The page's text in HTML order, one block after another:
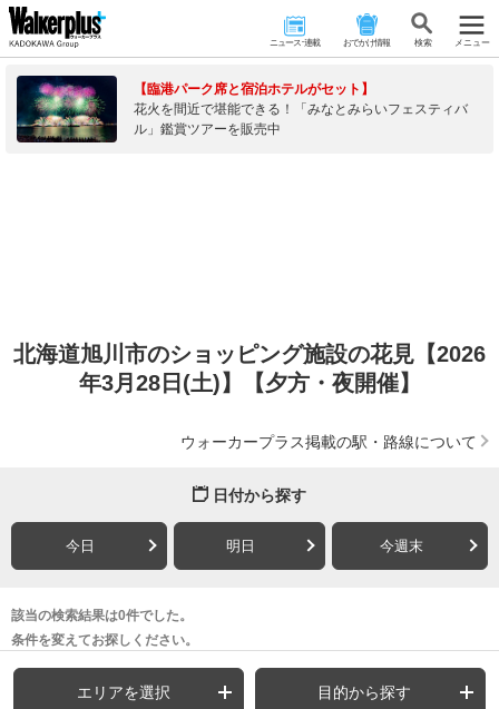
ニュース･連載 おでかけ情報 検 索 メニュー
【臨港パーク席と宿泊ホテルがセット】
花火を間近で堪能できる！「みなとみらいフェスティバ
ル」鑑賞ツアーを販売中
北海道旭川市のショッピング施設の花見【2026
年3月28日(土)】【夕方・夜開催】
ウォーカープラス掲載の駅・路線について
日付から探す
今日 明日 今週末
該当の検索結果は0件でした。
条件を変えてお探しください。
エリアを選択 目的から探す